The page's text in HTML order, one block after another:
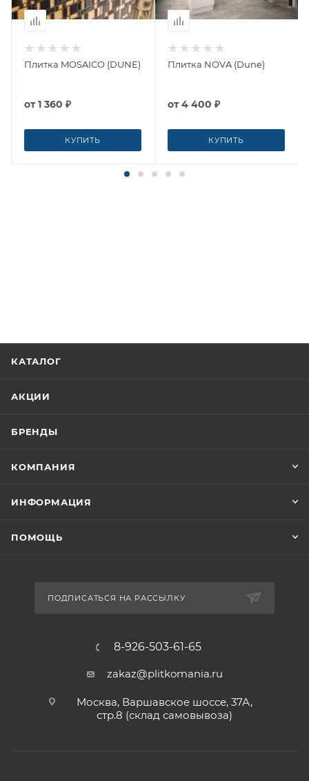
Плитка MOSAICO (DUNE)
от1 360 ₽
КУПИТЬ
Плитка NOVA (Dune)
от4 400 ₽
КУПИТЬ
КАТАЛОГ
АКЦИИ
БРЕНДЫ
КОМПАНИЯ
ИНФОРМАЦИЯ
ПОМОЩЬ
ПОДПИСАТЬСЯ НА РАССЫЛКУ
8-926-503-61-65
zakaz@plitkomania.ru
Москва, Варшавское шоссе, 37А,
стр.8 (склад самовывоза)